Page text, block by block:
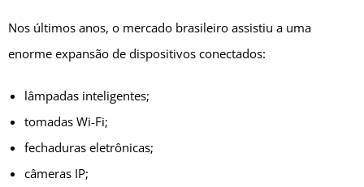
Nos últimos anos, o mercado brasileiro assistiu a uma
enorme expansão de dispositivos conectados:
lâmpadas inteligentes;
tomadas Wi-Fi;
fechaduras eletrônicas;
câmeras IP;